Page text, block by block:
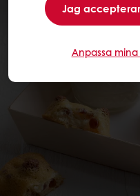
Jag
Anpassa